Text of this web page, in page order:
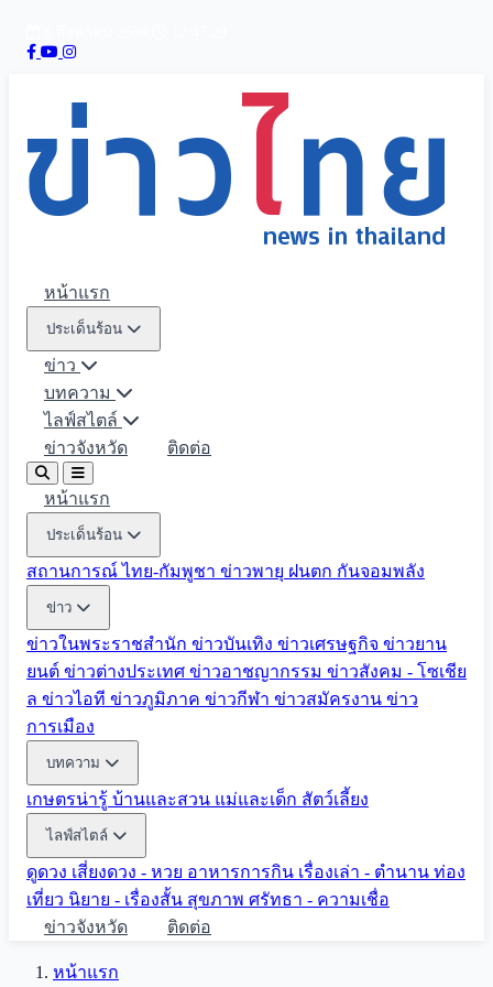
หน้าแรก
ประเด็นร้อน
ข่าว
บทความ
ไลฟ์สไตล์
ข่าวจังหวัด
ติดต่อ
หน้าแรก
ประเด็นร้อน
สถานการณ์ ไทย-กัมพูชา ข่าวพายุ ฝนตก กันจอมพลัง
ข่าว
ข่าวในพระราชสำนัก ข่าวบันเทิง ข่าวเศรษฐกิจ ข่าวยาน
ยนต์ ข่าวต่างประเทศ ข่าวอาชญากรรม ข่าวสังคม - โซเชีย
ล ข่าวไอที ข่าวภูมิภาค ข่าวกีฬา ข่าวสมัครงาน ข่าว
การเมือง
บทความ
เกษตรน่ารู้ บ้านและสวน แม่และเด็ก สัตว์เลี้ยง
ไลฟ์สไตล์
ดูดวง เสี่ยงดวง - หวย อาหารการกิน เรื่องเล่า - ตำนาน ท่อง
เที่ยว นิยาย - เรื่องสั้น สุขภาพ ศรัทธา - ความเชื่อ
ข่าวจังหวัด
ติดต่อ
หน้าแรก